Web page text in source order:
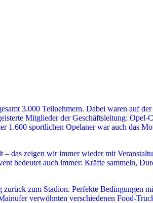
3.000 Teilnehmern. Dabei waren auf
Mitglieder der Geschäftsleitung:
sportlichen Opelaner war auch das
– das zeigen wir immer wieder mit
bedeutet auch immer: Kräfte sammeln,
zum Stadion. Perfekte Bedingungen
verwöhnten verschiedenen Food-